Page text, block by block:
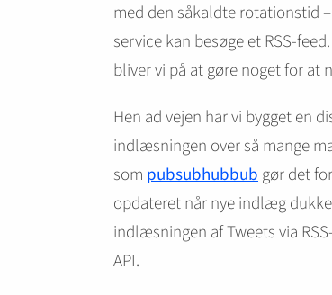
med den såkaldte rotationstid
service kan besøge et RSS-
bliver vi på at gøre noget for at
Hen ad vejen har vi bygget en
indlæsningen over så mange
som pubsubhubbubgør det
opdateret når nye indlæg
indlæsningen af Tweets via
API.